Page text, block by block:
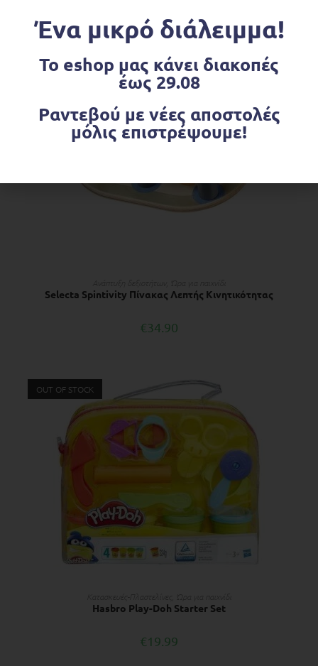
Selecta Spintivity Πίνακας Λεπτής Κινητικότητας
€34.90
OUT OF STOCK
Hasbro Play-Doh Starter Set
€19.99
Ένα μικρό διάλειμμα!
Το eshop μας κάνει διακοπές
έως 29.08
Ραντεβού με νέες αποστολές
μόλις επιστρέψουμε!